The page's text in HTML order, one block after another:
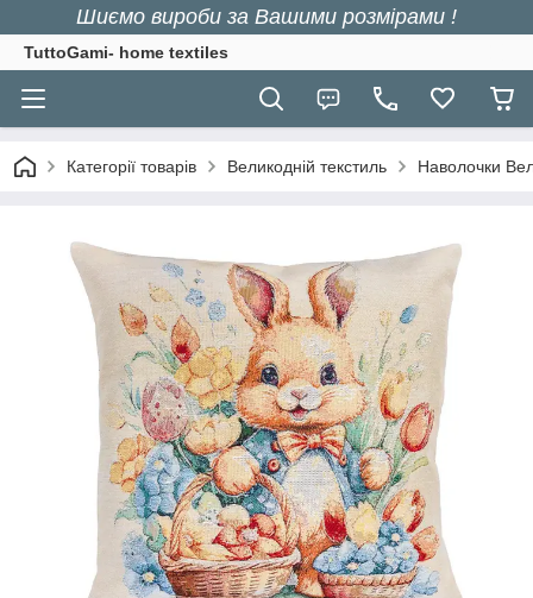
Шиємо вироби за Вашими розмірами !
TuttoGami- home textiles
Категорії товарів Великодній текстиль Наволочки